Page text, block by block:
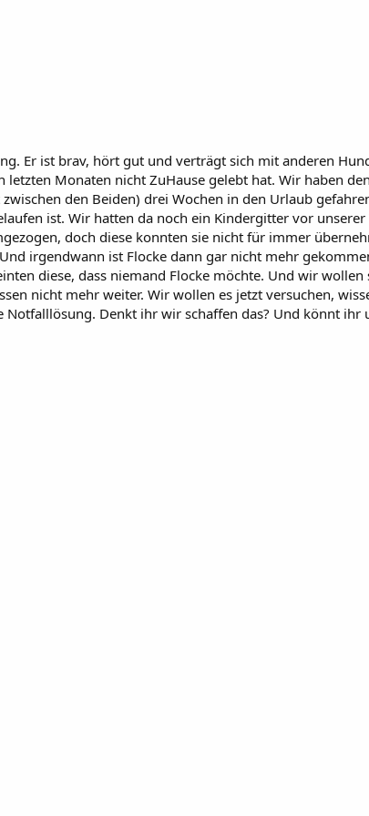
Er ist brav, hört gut und verträgt sich mit anderen
letzten Monaten nicht ZuHause gelebt hat. Wir haben
den Beiden) drei Wochen in den Urlaub
ist. Wir hatten da noch ein Kindergitter vor
doch diese konnten sie nicht für immer
irgendwann ist Flocke dann gar nicht mehr
diese, dass niemand Flocke möchte. Und wir
nicht mehr weiter. Wir wollen es jetzt versuchen,
Denkt ihr wir schaffen das? Und könnt ihr